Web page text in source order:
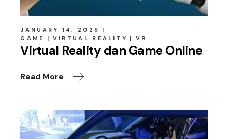
JANUARY 14, 2025
GAME
VIRTUAL REALITY VR
Virtual Reality dan Game Online
Read More